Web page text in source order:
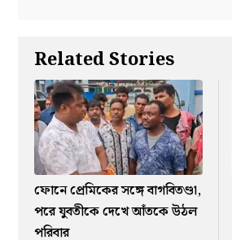
Related Stories
ফোনে প্রেমিকের সঙ্গে বাগবিতণ্ডা,
পরে যুবতীকে দেখে আঁতকে উঠল
পরিবার